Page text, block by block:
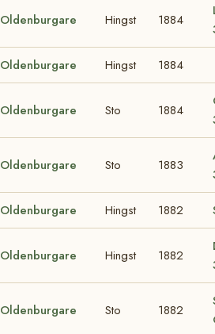
Oldenburgare Hingst 1884
Oldenburgare Hingst 1884
Oldenburgare Sto 1884
Oldenburgare Sto 1883
Oldenburgare Hingst 1882
Oldenburgare Hingst 1882
Oldenburgare Sto 1882